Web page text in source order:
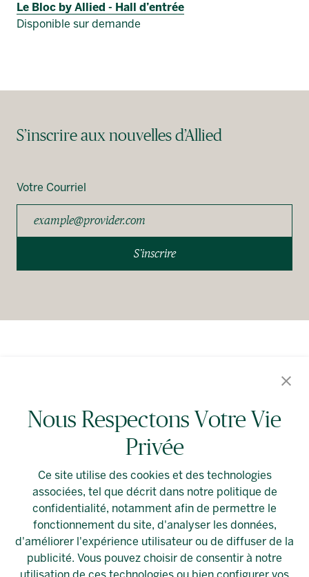
Le Bloc by Allied - Hall d’entrée
Disponible sur demande
S’inscrire aux nouvelles d’Allied
Votre Courriel
S’inscrire
Alliedreit.com
Linkedin
Nous Respectons Votre Vie
Privée
Ce site utilise des cookies et des technologies
associées, tel que décrit dans notre politique de
confidentialité, notamment afin de permettre le
fonctionnement du site, d'analyser les données,
d'améliorer l'expérience utilisateur ou de diffuser de la
publicité. Vous pouvez choisir de consentir à notre
Préférences relatives aux témoins